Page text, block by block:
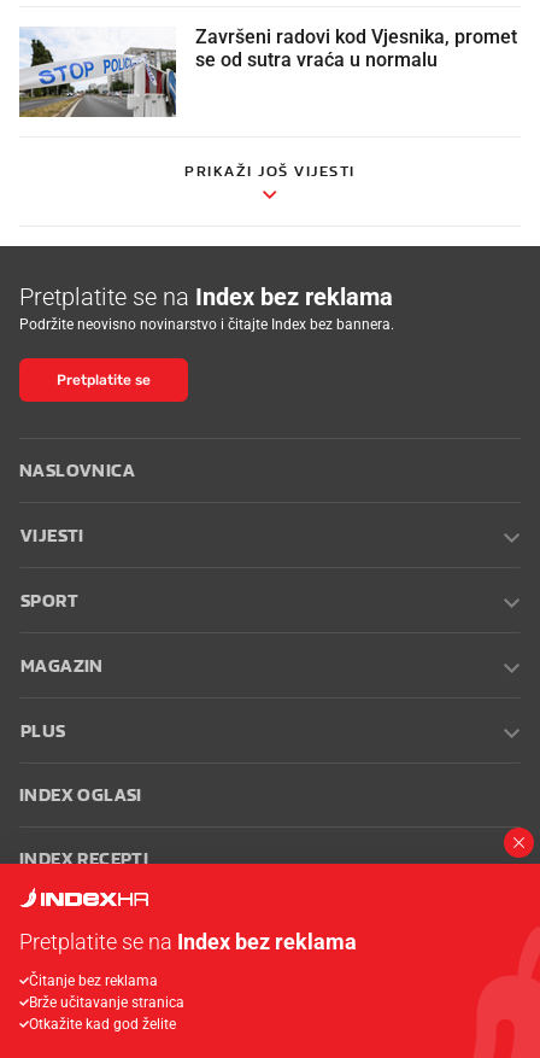
Završeni radovi kod Vjesnika, promet
se od sutra vraća u normalu
PRIKAŽI JOŠ VIJESTI
Pretplatite se na Index bez reklama
Podržite neovisno novinarstvo i čitajte Index bez bannera.
Pretplatite se
NASLOVNICA
VIJESTI
SPORT
MAGAZIN
PLUS
INDEX OGLASI
INDEX RECEPTI
Oglašavanje Zaposli se na Indexu
korištenja
Postavke kolačića
Pretplatite se na Index bez reklama
Čitanje bez reklama
Brže učitavanje stranica
Otkažite kad god želite